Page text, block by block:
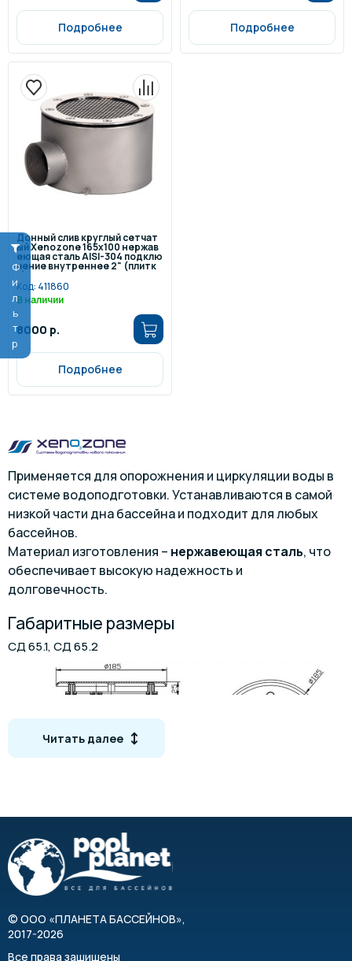
Фильтр
Подробнее Подробнее
Донный слив круглый сетчат
ый Xenozone 165х100 нержав
еющая сталь AISI-304 подклю
чение внутреннее 2" (плитк
а)
Код: 411860
В наличии
8000 р.
Подробнее
Применяется для опорожнения и циркуляции воды в
системе водоподготовки. Устанавливаются в самой
низкой части дна бассейна и подходит для любых
бассейнов.
Материал изготовления – нержавеющая сталь, что
обеспечивает высокую надежность и
долговечность.
Габаритные размеры
СД 65.1, СД 65.2
Артикул
Наименование
СД.65.1
Слив донный круглый с антивихревой
СД.65.2
Слив донный круглый с антивихревой
Читать далее
© ООО «ПЛАНЕТА БАССЕЙНОВ»,
2017-2026
Все права защищены